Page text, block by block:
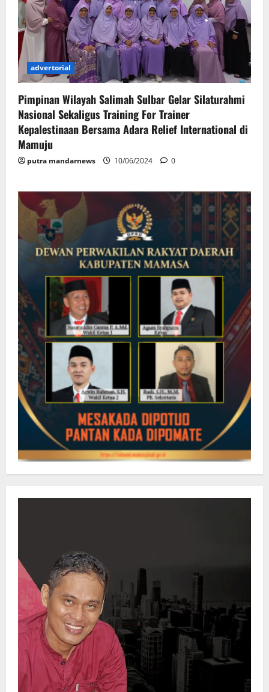
advertorial
Pimpinan Wilayah Salimah Sulbar Gelar Silaturahmi
Nasional Sekaligus Training For Trainer
Kepalestinaan Bersama Adara Relief International di
Mamuju
putra mandarnews 10/06/2024 0